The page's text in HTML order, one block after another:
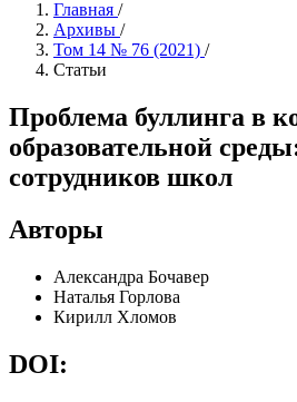
Главная /
Архивы /
Том 14 № 76 (2021) /
Статьи
Проблема буллинга в
образовательной
сотрудников школ
Авторы
Александра Бочавер
Наталья Горлова
Кирилл Хломов
DOI: